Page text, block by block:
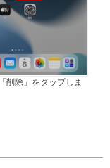
削除」をタップしま